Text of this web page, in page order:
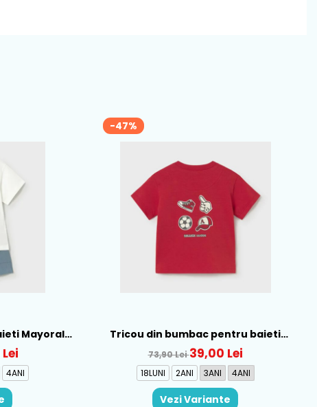
Mayoral,
31
4ANI
-47%
Tricou din bumbac pentru baieti
Mayoral, Tomato - 1007-79
73,90 Lei39,00 Lei
18LUNI 2ANI 3ANI 4ANI
Vezi Variante